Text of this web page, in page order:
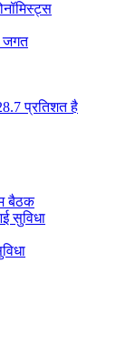
जगत
प्रतिशत है
बैठक
सुविधा